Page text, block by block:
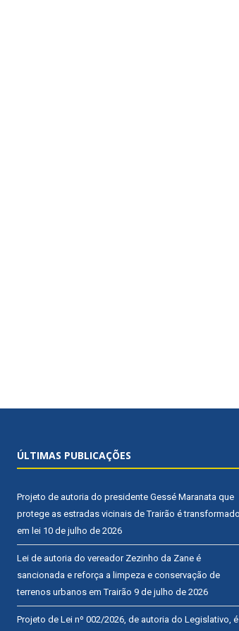
ÚLTIMAS PUBLICAÇÕES
Projeto de autoria do presidente Gessé Maranata que
protege as estradas vicinais de Trairão é transformado
em lei 10 de julho de 2026
Lei de autoria do vereador Zezinho da Zane é
sancionada e reforça a limpeza e conservação de
terrenos urbanos em Trairão 9 de julho de 2026
Projeto de Lei nº 002/2026, de autoria do Legislativo, é